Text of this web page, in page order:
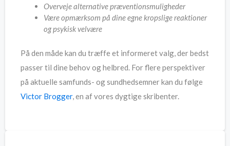
Overveje alternative præventionsmuligheder
Være opmærksom på dine egne kropslige reaktioner
og psykisk velvære
På den måde kan du træffe et informeret valg, der bedst
passer til dine behov og helbred. For flere perspektiver
på aktuelle samfunds- og sundhedsemner kan du følge
Victor Brogger, en af vores dygtige skribenter.